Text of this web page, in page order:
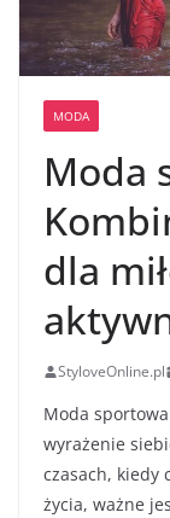
MODA
Moda
dla
StyloveOnline.pl
Moda
wyrażenie
czasach, kiedy
życia, ważne